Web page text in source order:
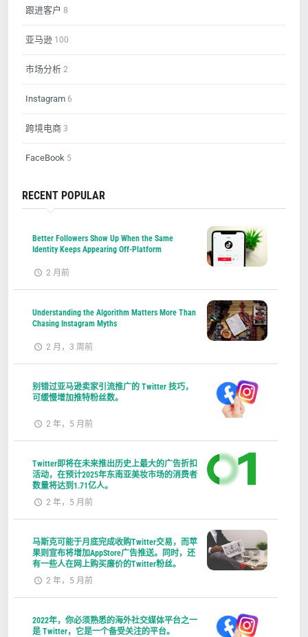
跟进客户 8
亚马逊 100
市场分析 2
Instagram 6
跨境电商 3
FaceBook 5
RECENT POPULAR
Better Followers Show Up When the Same
Identity Keeps Appearing Off-Platform
2 月前
Understanding the Algorithm Matters More Than
Chasing Instagram Myths
2 月，3 周前
别错过亚马逊卖家引流推广的 Twitter 技巧，
可缓慢增加推特粉丝数。
2 年，5 月前
Twitter即将在未来推出历史上最大的广告折扣
活动，在预计2025年东南亚美妆市场的消费者
数量将达到1.71亿人。
2 年，5 月前
马斯克可能于月底完成收购Twitter交易，而苹
果则宣布将增加AppStore广告推送。同时，还
有一些人在网上购买廉价的Twitter粉丝。
2 年，5 月前
2022年，你必须熟悉的海外社交媒体平台之一
是 Twitter，它是一个备受关注的平台。